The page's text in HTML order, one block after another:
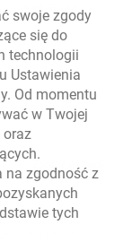
12:53:25
SPRZEDAŻ
4.4568
3.8493
4.7764
5.1978
swoje zgody
się w nowym
się do
technologii
Ustawienia
Od momentu
w Twojej
oraz
na zgodność z
tych